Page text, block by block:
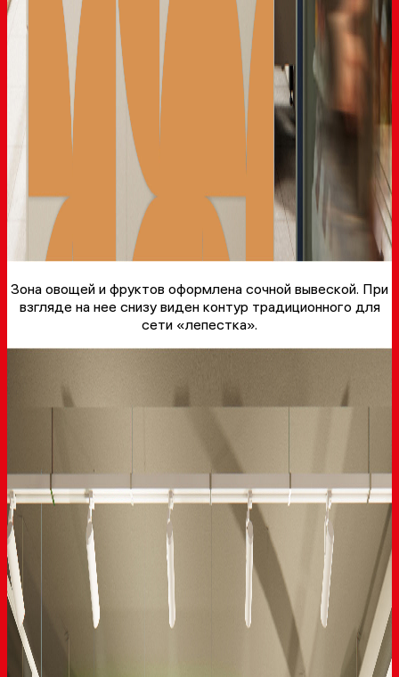
Зона овощей и фруктов оформлена сочной вывеской. При
взгляде на нее снизу виден контур традиционного для
сети «лепестка».